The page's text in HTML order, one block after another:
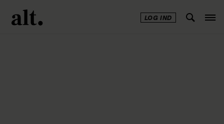
LOG IND